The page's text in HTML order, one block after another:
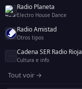
Radio Planeta
Electro House Dance
Radio Amistad
Otros tipos
Cadena SER Radio Rioja
Cultura e info
Tout voir →